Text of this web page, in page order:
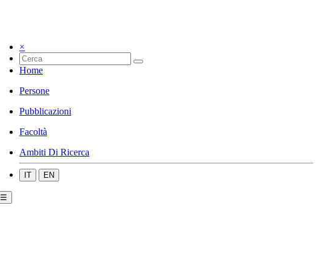
×
Home
Persone
Pubblicazioni
Facoltà
Ambiti Di Ricerca
IT EN
☰